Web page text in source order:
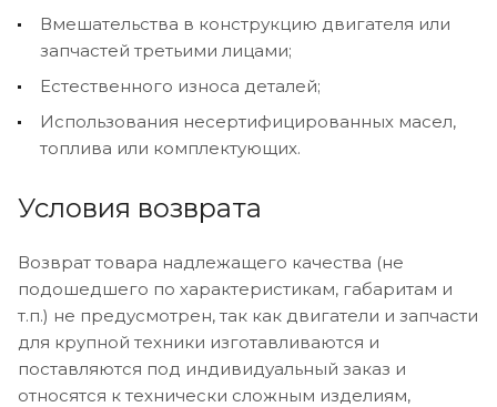
Вмешательства в конструкцию двигателя или
запчастей третьими лицами;
Естественного износа деталей;
Использования несертифицированных масел,
топлива или комплектующих.
Условия возврата
Возврат товара надлежащего качества (не
подошедшего по характеристикам, габаритам и
т.п.) не предусмотрен, так как двигатели и запчасти
для крупной техники изготавливаются и
поставляются под индивидуальный заказ и
относятся к технически сложным изделиям,